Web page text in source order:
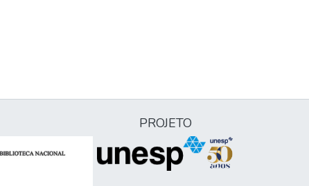
PROJETO